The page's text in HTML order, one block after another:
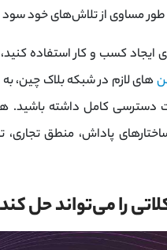
طور مساوی از تلاش‌های خود سود
ایجاد کسب‌ و کار استفاده
های لازم در شبکه بلاک چین،
دسترسی کامل داشته باشید.
ساختارهای پاداش، منطق
را می‌تواند حل